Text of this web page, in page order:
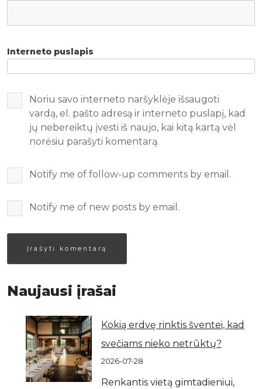
Interneto puslapis
Noriu savo interneto naršyklėje išsaugoti
vardą, el. pašto adresą ir interneto puslapį, kad
jų nebereiktų įvesti iš naujo, kai kitą kartą vėl
norėsiu parašyti komentarą.
Notify me of follow-up comments by email.
Notify me of new posts by email.
Naujausi įrašai
Kokią erdvę rinktis šventei, kad
svečiams nieko netrūktų?
2026-07-28
Renkantis vietą gimtadieniui,